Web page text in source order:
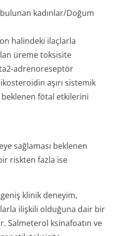
kadınlar/Doğum
halindeki ilaçlarla
üreme toksisite
adrenoreseptör
aşırı sistemik
fötal etkilerini
sağlaması beklenen
riskten fazla ise
klinik deneyim,
ilişkili olduğuna dair bir
Salmeterol ksinafoatın ve